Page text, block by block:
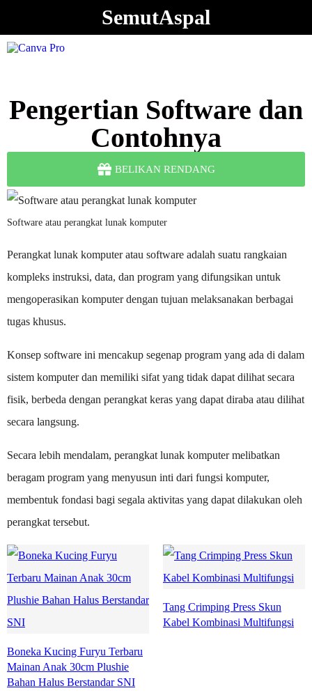
SemutAspal
Pengertian Software dan
Contohnya
BELIKAN RENDANG
Software atau perangkat lunak komputer
Perangkat lunak komputer atau software adalah suatu rangkaian
kompleks instruksi, data, dan program yang difungsikan untuk
mengoperasikan komputer dengan tujuan melaksanakan berbagai
tugas khusus.
Konsep software ini mencakup segenap program yang ada di dalam
sistem komputer dan memiliki sifat yang tidak dapat dilihat secara
fisik, berbeda dengan perangkat keras yang dapat diraba atau dilihat
secara langsung.
Secara lebih mendalam, perangkat lunak komputer melibatkan
beragam program yang menyusun inti dari fungsi komputer,
membentuk fondasi bagi segala aktivitas yang dapat dilakukan oleh
perangkat tersebut.
Boneka Kucing Furyu Terbaru
Mainan Anak 30cm Plushie
Bahan Halus Berstandar SNI
Tang Crimping Press Skun
Kabel Kombinasi Multifungsi